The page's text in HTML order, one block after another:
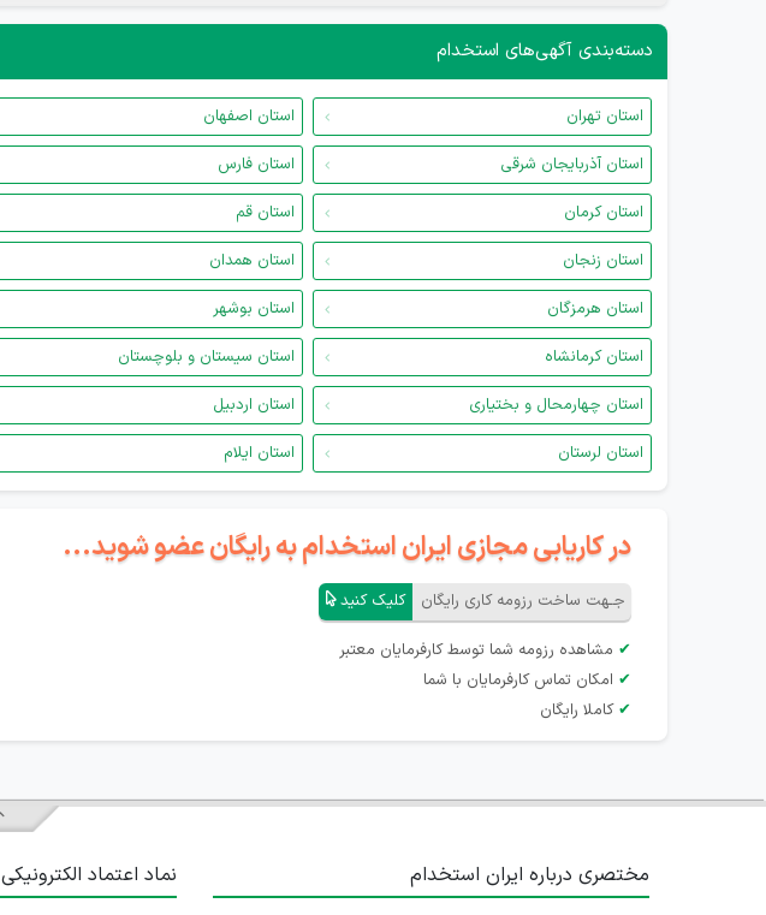
دسته‌بندی آگهی‌های استخدام
استان تهران استان اصفهان
استان آذربایجان شرقی
استان فارس
استان کرمان
استان قم
استان زنجان
استان همدان
استان هرمزگان
استان بوشهر
استان کرمانشاه
استان سیستان و بلوچستان
استان چهارمحال و بختیاری
استان اردبیل
استان لرستان
استان ایلام
در کاریابی مجازی ایران استخدام به رایگان عضو شوید...
جـهت ساخت رزومه کاری رایگان کلیک کنید
✔ مشاهده رزومه شما توسط کارفرمایان معتبر
✔ امکان تماس کارفرمایان با شما
✔ کاملا رایگان
مختصری درباره ایران استخدام نماد اعتماد الکترونیکی